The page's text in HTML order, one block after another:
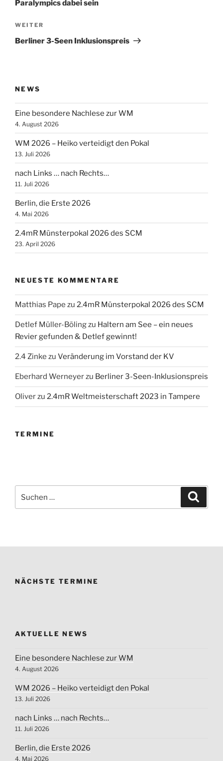
Paralympics dabei sein
Nächster
Beitrag
WEITER
Berliner 3-Seen Inklusionspreis
NEWS
Eine besondere Nachlese zur WM
4. August 2026
WM 2026 – Heiko verteidigt den Pokal
13. Juli 2026
nach Links … nach Rechts…
11. Juli 2026
Berlin, die Erste 2026
4. Mai 2026
2.4mR Münsterpokal 2026 des SCM
23. April 2026
NEUESTE KOMMENTARE
Matthias Pape zu 2.4mR Münsterpokal 2026 des SCM
Detlef Müller-Bölingzu Haltern am See – ein neues
Revier gefunden & Detlef gewinnt!
2.4 Zinke zu Veränderung im Vorstand der KV
Eberhard Werneyerzu Berliner 3-Seen-Inklusionspreis
Oliverzu 2.4mR Weltmeisterschaft 2023 in Tampere
TERMINE
nach:
NÄCHSTE TERMINE
AKTUELLE NEWS
Eine besondere Nachlese zur WM
4. August 2026
WM 2026 – Heiko verteidigt den Pokal
13. Juli 2026
nach Links … nach Rechts…
11. Juli 2026
Berlin, die Erste 2026
4. Mai 2026